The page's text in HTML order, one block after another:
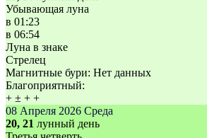
Убывающая луна
в 01:23
в 06:54
Луна в знаке
Стрелец
Магнитные бури: Нет данных
Благоприятный:
+ ± + +
08 Апреля 2026 Среда
20, 21 лунный день